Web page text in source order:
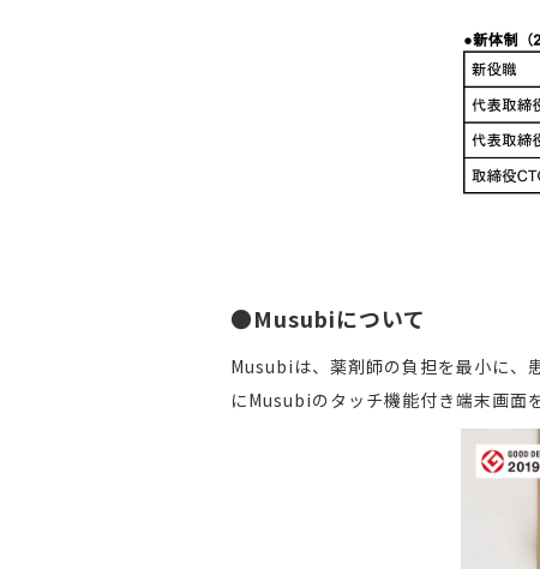
●Musubiについて
Musubiは、薬剤師の負担を最小に、
にMusubiのタッチ機能付き端末画面